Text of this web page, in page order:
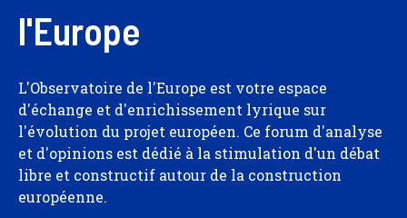
l'Europe
L'Observatoire de l'Europe est votre espace
d'échange et d'enrichissement lyrique sur
l'évolution du projet européen. Ce forum d'analyse
et d'opinions est dédié à la stimulation d'un débat
libre et constructif autour de la construction
européenne.